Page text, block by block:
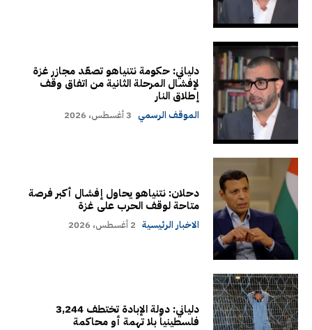
دلياني: حكومة نتنياهو تصعّد مجازر غزة
لإفشال المرحلة الثانية من اتفاق وقف
إطلاق النار
الموقف الرسمي 3 أغسطس، 2026
دحلان: نتنياهو يحاول إفشال أكبر فرصة
متاحة لوقف الحرب على غزة
الاخبار الرئيسية 2 أغسطس، 2026
دلياني: دولة الإبادة تختطف 3,244
فلسطينياً بلا تهمة أو محاكمة